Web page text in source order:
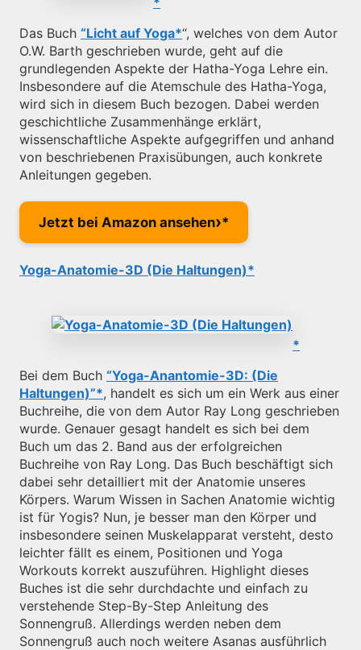
Das Buch “Licht auf Yoga “, welches von dem Autor
O.W. Barth geschrieben wurde, geht auf die
grundlegenden Aspekte der Hatha-Yoga Lehre ein.
Insbesondere auf die Atemschule des Hatha-Yoga,
wird sich in diesem Buch bezogen. Dabei werden
geschichtliche Zusammenhänge erklärt,
wissenschaftliche Aspekte aufgegriffen und anhand
von beschriebenen Praxisübungen, auch konkrete
Anleitungen gegeben.
Jetzt bei Amazon ansehen›
Yoga-Anatomie-3D (Die Haltungen)
Bei dem Buch “Yoga-Anantomie-3D: (Die
Haltungen)” , handelt es sich um ein Werk aus einer
Buchreihe, die von dem Autor Ray Long geschrieben
wurde. Genauer gesagt handelt es sich bei dem
Buch um das 2. Band aus der erfolgreichen
Buchreihe von Ray Long. Das Buch beschäftigt sich
dabei sehr detailliert mit der Anatomie unseres
Körpers. Warum Wissen in Sachen Anatomie wichtig
ist für Yogis? Nun, je besser man den Körper und
insbesondere seinen Muskelapparat versteht, desto
leichter fällt es einem, Positionen und Yoga
Workouts korrekt auszuführen. Highlight dieses
Buches ist die sehr durchdachte und einfach zu
verstehende Step-By-Step Anleitung des
Sonnengruß. Allerdings werden neben dem
Sonnengruß auch noch weitere Asanas ausführlich